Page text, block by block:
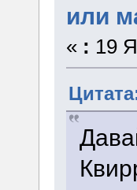
или
« : 19